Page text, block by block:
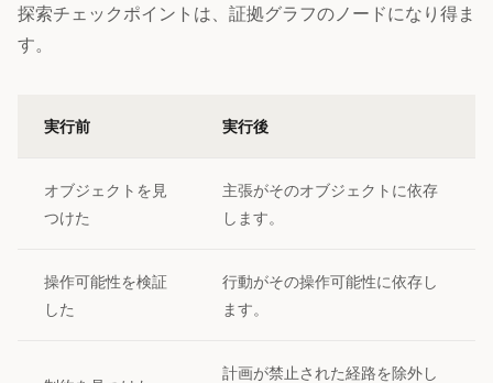
探索チェックポイントは、証拠グラフのノードになり得ま
す。
実行前 実行後
オブジェクトを見
つけた
主張がそのオブジェクトに依存
します。
操作可能性を検証
した
行動がその操作可能性に依存し
ます。
計画が禁止された経路を除外し